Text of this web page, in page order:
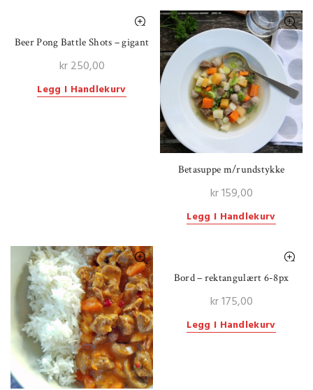
kr
har
flere
varianter.
kan
velges
på
Beer Pong Battle Shots – gigant
kr250,00
Legg I Handlekurv
Betasuppe m/rundstykke
kr159,00
Legg I Handlekurv
Bord – rektangulært 6-8px
kr175,00
Legg I Handlekurv